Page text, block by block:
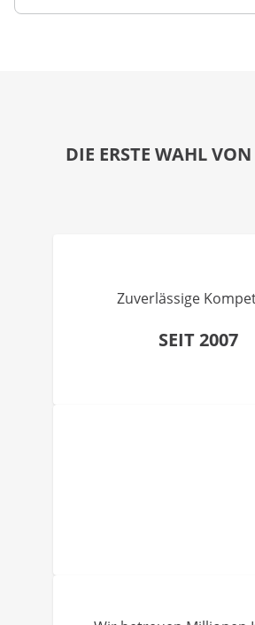
DIE ERSTE WAHL
Zuverlässige
SEIT 2007